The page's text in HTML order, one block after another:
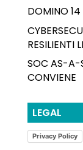
DOMINO
RESILIENTI
SOC AS-A-
CONVIENE
LEGAL
Privacy Policy